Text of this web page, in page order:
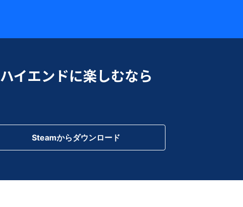
ハイエンドに楽しむなら
Steamからダウンロード